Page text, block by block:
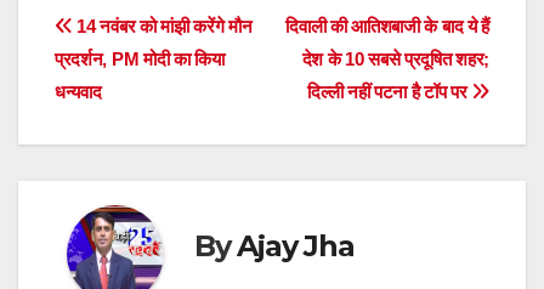
s
A
p
p
e
b
o
er e
er
a
d
s
gr
a
m
e
dI
n
di
t
ar
e
Post
navigation
दिवाली की आतिशबाजी के बाद ये हैं
देश के 10 सबसे प्रदूषित शहर;
दिल्ली नहीं पटना है टॉप पर
14 नवंबर को मांझी करेंगे मौन
प्रदर्शन, PM मोदी का किया
धन्यवाद
ByAjay Jha